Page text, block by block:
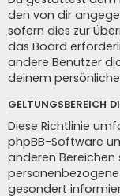
den von dir
sofern dies zur
das Board
andere Benutzer
deinem
GELTUNGSBEREICH
Diese Richtlinie
phpBB-Software
anderen
gesondert